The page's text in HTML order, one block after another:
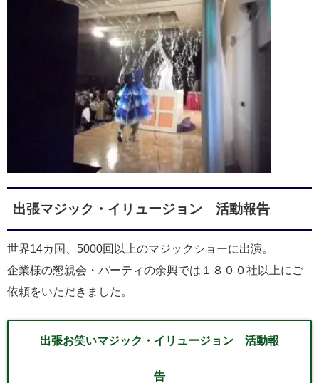
出張マジック・イリュージョン 活動報告
世界14カ国、5000回以上のマジックショーに出演。
企業様の懇親会・パーティの余興では１８００社以上にご
依頼をいただきました。
出張お笑いマジック・イリュージョン 活動報
告